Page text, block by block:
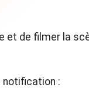
et de filmer la
notification :